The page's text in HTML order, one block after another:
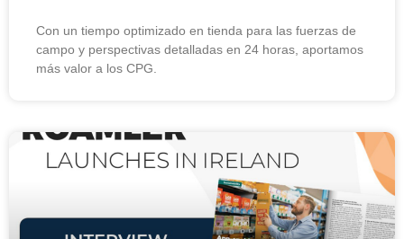
Con un tiempo optimizado en tienda para las fuerzas de
campo y perspectivas detalladas en 24 horas, aportamos
más valor a los CPG.